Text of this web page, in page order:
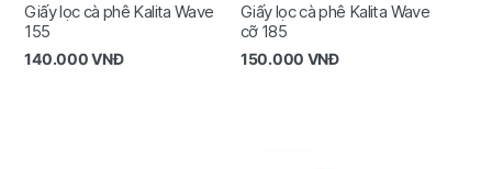
Giấy lọc cà phê Kalita Wave
155
140.000VNĐ
Giấy lọc cà phê Kalita Wave
cỡ 185
150.000 VNĐ